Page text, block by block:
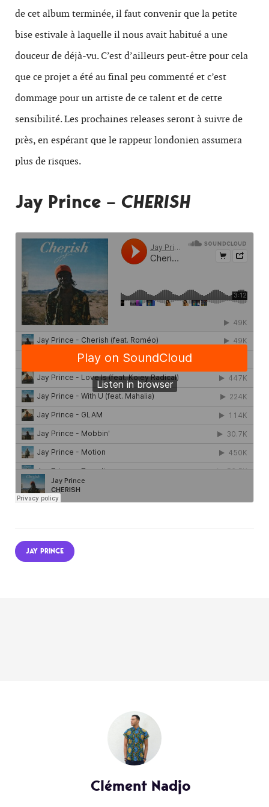
de cet album terminée, il faut convenir que la petite
bise estivale à laquelle il nous avait habitué a une
douceur de déjà-vu. C’est d’ailleurs peut-être pour cela
que ce projet a été au final peu commenté et c’est
dommage pour un artiste de ce talent et de cette
sensibilité. Les prochaines releases seront à suivre de
près, en espérant que le rappeur londonien assumera
plus de risques.
Jay Prince – CHERISH
JAY PRINCE
Clément Nadjo